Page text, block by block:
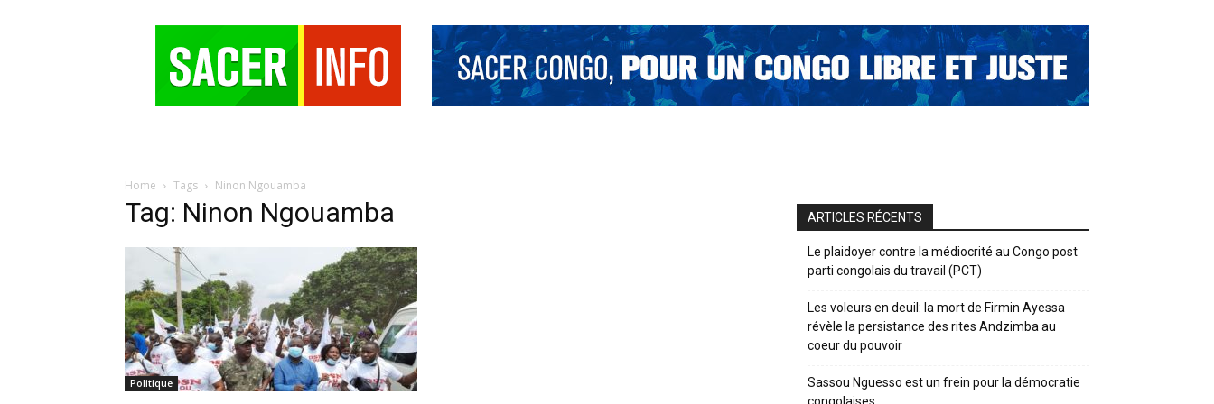
Home Tags Ninon Ngouamba
Tag: Ninon Ngouamba
Politique
ARTICLES RÉCENTS
Le plaidoyer contre la médiocrité au Congo post
parti congolais du travail (PCT)
Les voleurs en deuil: la mort de Firmin Ayessa
révèle la persistance des rites Andzimba au
coeur du pouvoir
Sassou Nguesso est un frein pour la démocratie